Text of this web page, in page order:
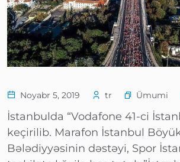
Noyabr 5, 2019 tr Ümumi
İstanbulda “Vodafone 41-ci
keçirilib. Marafon İstanbul
Bələdiyyəsinin dəstəyi, Spor